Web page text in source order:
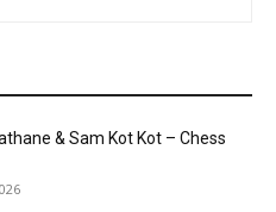
& Sam Kot Kot – Chess